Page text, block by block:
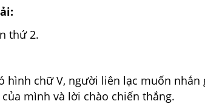
thứ 2.
hình chữ V, người liên lạc muốn nhắn
mình và lời chào chiến thắng.